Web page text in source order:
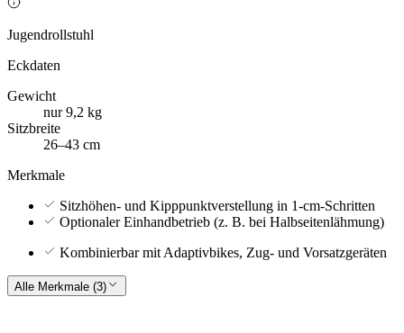
Jugendrollstuhl
Eckdaten
Gewicht
nur 9,2 kg
Sitzbreite
26–43 cm
Merkmale
Sitzhöhen- und Kipppunktverstellung in 1-cm-Schritten
Optionaler Einhandbetrieb (z. B. bei Halbseitenlähmung)
Kombinierbar mit Adaptivbikes, Zug- und Vorsatzgeräten
Alle Merkmale (3)